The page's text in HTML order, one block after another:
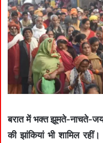
बरात में भक्त झूमते-नाचते-
की झांकियां भी शामिल